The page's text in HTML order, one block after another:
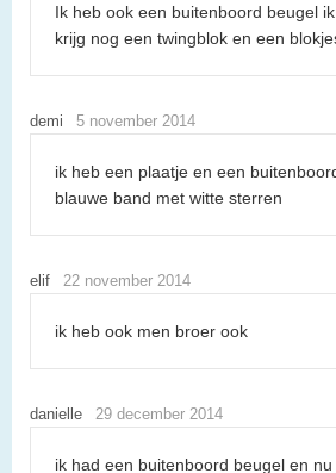
Ik heb ook een buitenboord beugel
krijg nog een twingblok en een
demi 5 november 2014
ik heb een plaatje en een
blauwe band met witte sterren
elif 22 november 2014
ik heb ook men broer ook
danielle 29 december 2014
ik had een buitenboord beugel en nu